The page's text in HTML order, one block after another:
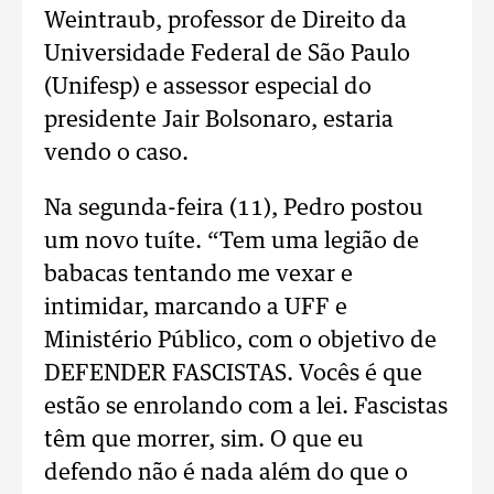
Weintraub, professor de Direito da
Universidade Federal de São Paulo
(Unifesp) e assessor especial do
presidente Jair Bolsonaro, estaria
vendo o caso.
Na segunda-feira (11), Pedro postou
um novo tuíte. “Tem uma legião de
babacas tentando me vexar e
intimidar, marcando a UFF e
Ministério Público, com o objetivo de
DEFENDER FASCISTAS. Vocês é que
estão se enrolando com a lei. Fascistas
têm que morrer, sim. O que eu
defendo não é nada além do que o